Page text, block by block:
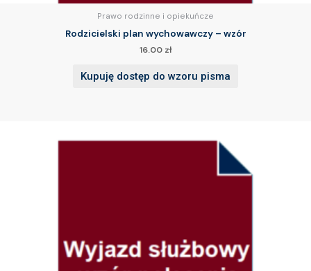
Prawo rodzinne i opiekuńcze
Rodzicielski plan wychowawczy – wzór
16.00 zł
Kupuję dostęp do wzoru pisma